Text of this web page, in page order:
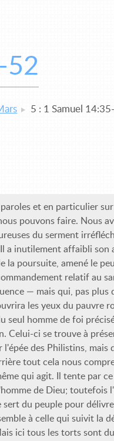
52
5 : 1 Samuel
et en particulier
pouvons faire. Nous
du serment
a inutilement affaibli son
la poursuite, amené le
relatif au
— mais qui, pas plus
les yeux du pauvre
seul homme de foi
Celui-ci se trouve à
l'épée des Philistins, mais
tout cela nous
qui agit. Il tente par
de Dieu; toutefois
sert du peuple pour
à celle qui suivit la
ici tous les torts sont